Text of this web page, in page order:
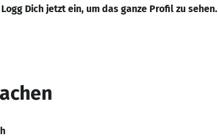
Logg Dich jetzt ein, um das ganze Profil zu sehen.